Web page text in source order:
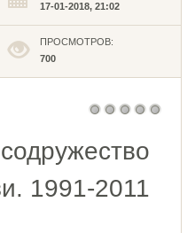
17-01-2018, 21:02
ПРОСМОТРОВ:
700
1991-2011